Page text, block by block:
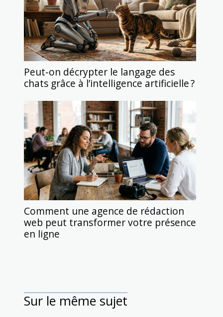
Peut-on décrypter le langage des
chats grâce à l’intelligence artificielle ?
Comment une agence de rédaction
web peut transformer votre présence
en ligne
Sur le même sujet